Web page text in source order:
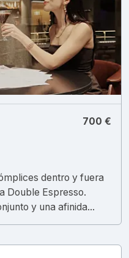
700 €
dentro y fuera
Double Espresso.
y una afinida...